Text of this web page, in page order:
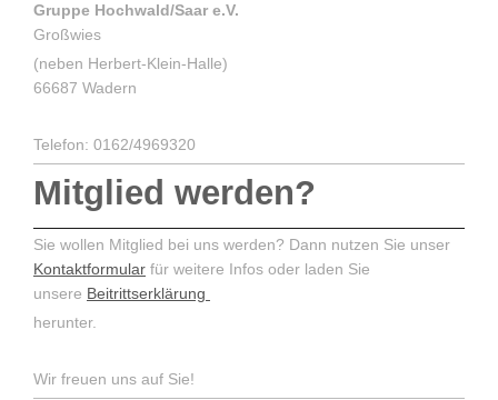
Gruppe Hochwald/Saar e.V.
Großwies
(neben Herbert-Klein-Halle)
66687 Wadern
Telefon: 0162/4969320
Mitglied werden?
Sie wollen Mitglied bei uns werden? Dann nutzen Sie unser
Kontaktformular für weitere Infos oder laden Sie
unsere Beitrittserklärung
herunter.
Wir freuen uns auf Sie!